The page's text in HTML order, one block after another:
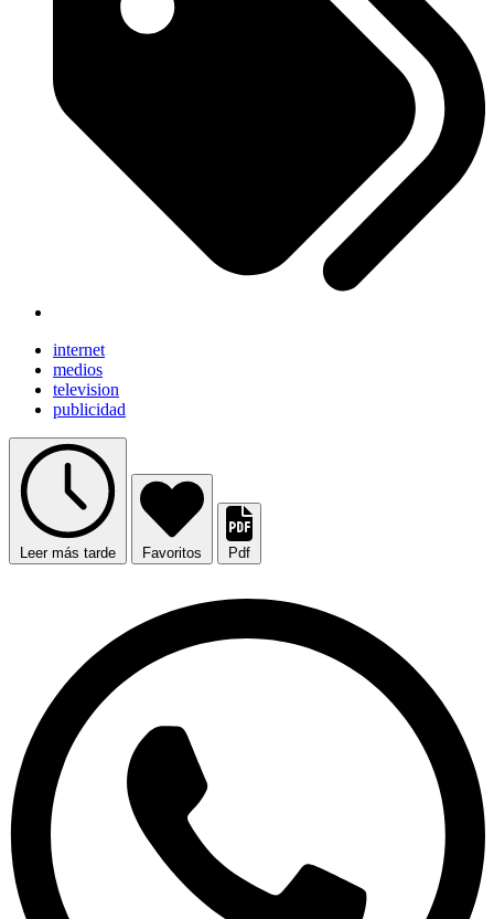
internet
medios
television
publicidad
Leer más tarde Favoritos Pdf